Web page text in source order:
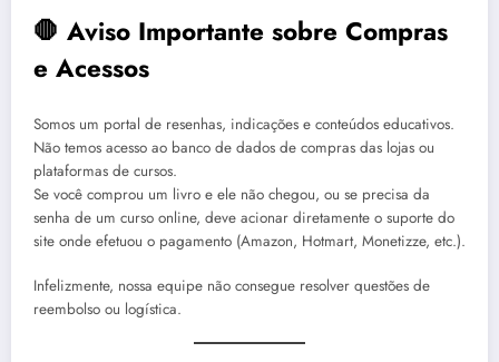
🛑 Aviso Importante sobre Compras
e Acessos
Somos um portal de resenhas, indicações e conteúdos educativos.
Não temos acesso ao banco de dados de compras das lojas ou
plataformas de cursos.
Se você comprou um livro e ele não chegou, ou se precisa da
senha de um curso online, deve acionar diretamente o suporte do
site onde efetuou o pagamento (Amazon, Hotmart, Monetizze, etc.).
Infelizmente, nossa equipe não consegue resolver questões de
reembolso ou logística.